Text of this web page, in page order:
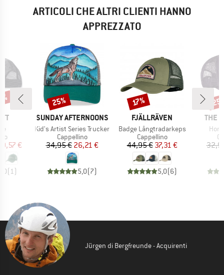
ARTICOLI CHE ALTRI CLIENTI HANNO
APPREZZATO
prodotti
ridotto
€
(1)
MARCHIO
SUNDAY AFTERNOONS
Articolo
Kid's Artist Series Trucker
Gruppo di prodotti
Cappellino
Prezzo
34,95 €Prezzo ridotto
26,21 €
5,0(7)
Sconto
25%
MARCHIO
FJÄLLRÄVEN
Articolo
Badge Långtradarkeps
Gruppo di prodotti
Cappellino
Prezzo
44,95 €Prezzo ridotto
37,31 €
5,0(6)
Sconto
17%
THE
Jürgen di Bergfreunde - Acquirenti